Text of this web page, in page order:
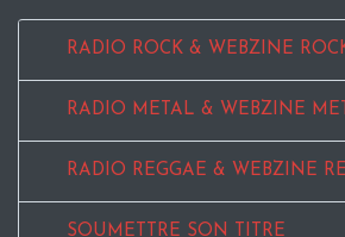
RADIO ROCK & WEBZINE
RADIO METAL & WEBZINE
RADIO REGGAE & WEBZINE
SOUMETTRE SON TITRE